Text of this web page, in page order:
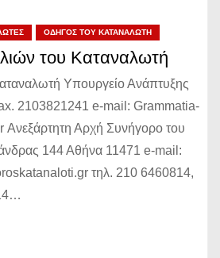
ΟΔΗΓΌΣ ΤΟΥ ΚΑΤΑΝΑΛΩΤΉ
του Καταναλωτή
Υπουργείο Ανάπτυξης
2103821241 e-mail: Grammatia-
Αρχή Συνήγορο του
144 Αθήνα 11471 e-mail:
τηλ. 210 6460814,